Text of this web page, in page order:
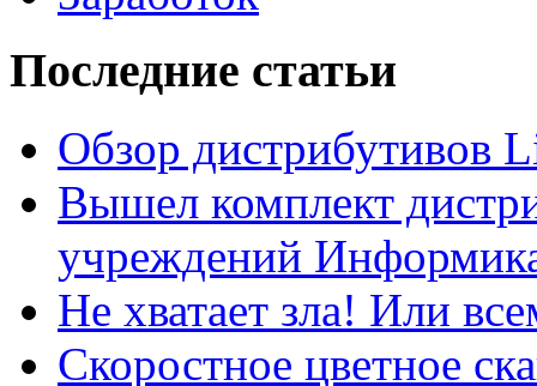
Последние статьи
Обзор дистрибутивов
Вышел комплект
учреждений
Не хватает зла! Или
Скоростное цветное